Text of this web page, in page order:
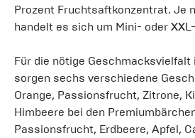
Prozent Fruchtsaftkonzentrat. Je
handelt es sich um Mini- oder
Für die nötige Geschmacksvielfalt
sorgen sechs verschiedene
Orange, Passionsfrucht, Zitrone,
Himbeere bei den
Passionsfrucht, Erdbeere, Apfel,